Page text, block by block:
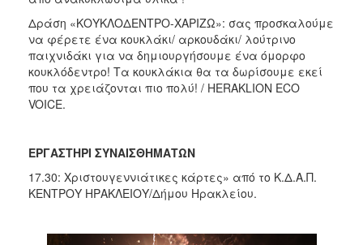
Δράση «ΚΟΥΚΛΟΔΕΝΤΡΟ-ΧΑΡΙΖΩ»: σας προσκαλούμε
να φέρετε ένα κουκλάκι/ αρκουδάκι/ λούτρινο
παιχνιδάκι για να δημιουργήσουμε ένα όμορφο
κουκλόδεντρο! Τα κουκλάκια θα τα δωρίσουμε εκεί
που τα χρειάζονται πιο πολύ! / HERAKLION ECO
VOICE.
ΕΡΓΑΣΤΗΡΙ ΣΥΝΑΙΣΘΗΜΑΤΩΝ
17.30: Χριστουγεννιάτικες κάρτες» από το Κ.Δ.Α.Π.
ΚΕΝΤΡΟΥ ΗΡΑΚΛΕΙΟΥ/Δήμου Ηρακλείου.